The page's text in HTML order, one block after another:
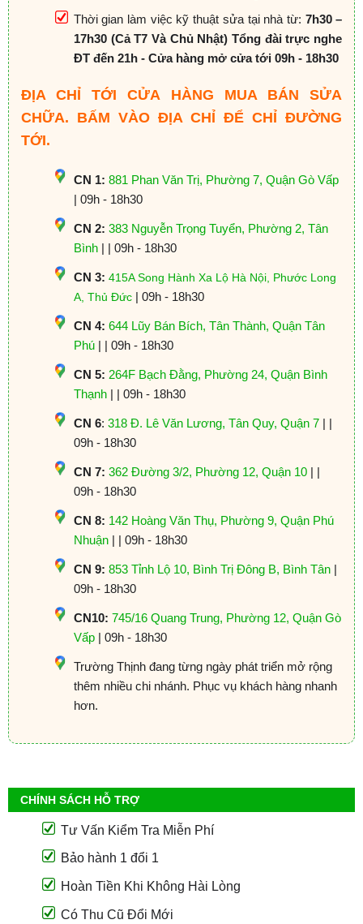
Thời gian làm việc kỹ thuật sửa tại nhà từ: 7h30 –
17h30 (Cả T7 Và Chủ Nhật) Tổng đài trực nghe
ĐT đến 21h - Cửa hàng mở cửa tới 09h - 18h30
ĐỊA CHỈ TỚI CỬA HÀNG MUA BÁN SỬA
CHỮA. BẤM VÀO ĐỊA CHỈ ĐỂ CHỈ ĐƯỜNG
TỚI.
CN 1: 881 Phan Văn Trị, Phường 7, Quận Gò Vấp
| 09h - 18h30
CN 2: 383 Nguyễn Trọng Tuyển, Phường 2, Tân
Bình| | 09h - 18h30
CN 3: 415A Song Hành Xa Lộ Hà Nội, Phước Long
A, Thủ Đức| 09h - 18h30
CN 4: 644 Lũy Bán Bích, Tân Thành, Quận Tân
Phú| | 09h - 18h30
CN 5: 264F Bạch Đằng, Phường 24, Quận Bình
Thạnh| | 09h - 18h30
CN 6: 318 Đ. Lê Văn Lương, Tân Quy, Quận 7| |
09h - 18h30
CN 7: 362 Đường 3/2, Phường 12, Quận 10| |
09h - 18h30
CN 8: 142 Hoàng Văn Thụ, Phường 9, Quận Phú
Nhuận| | 09h - 18h30
CN 9: 853 Tỉnh Lộ 10, Bình Trị Đông B, Bình Tân|
09h - 18h30
CN10: 745/16 Quang Trung, Phường 12, Quận Gò
Vấp| 09h - 18h30
Trường Thịnh đang từng ngày phát triển mở rộng
thêm nhiều chi nhánh. Phục vụ khách hàng nhanh
hơn.
CHÍNH SÁCH HỖ TRỢ
Tư Vấn Kiểm Tra Miễn Phí
Bảo hành 1 đổi 1
Hoàn Tiền Khi Không Hài Lòng
Có Thu Cũ Đổi Mới